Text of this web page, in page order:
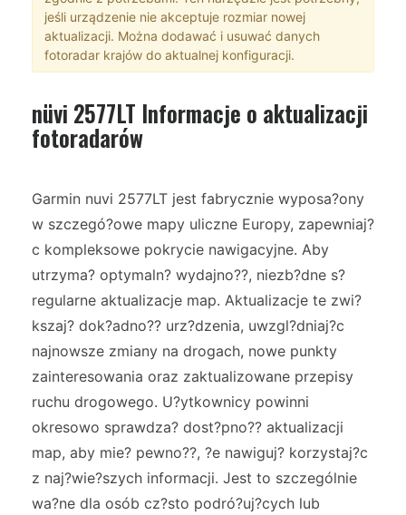
jeśli urządzenie nie akceptuje rozmiar nowej
aktualizacji. Można dodawać i usuwać danych
fotoradar krajów do aktualnej konfiguracji.
nüvi 2577LT Informacje o aktualizacji
fotoradarów
Garmin nuvi 2577LT jest fabrycznie wyposa?ony
w szczegó?owe mapy uliczne Europy, zapewniaj?
c kompleksowe pokrycie nawigacyjne. Aby
utrzyma? optymaln? wydajno??, niezb?dne s?
regularne aktualizacje map. Aktualizacje te zwi?
kszaj? dok?adno?? urz?dzenia, uwzgl?dniaj?c
najnowsze zmiany na drogach, nowe punkty
zainteresowania oraz zaktualizowane przepisy
ruchu drogowego. U?ytkownicy powinni
okresowo sprawdza? dost?pno?? aktualizacji
map, aby mie? pewno??, ?e nawiguj? korzystaj?c
z naj?wie?szych informacji. Jest to szczególnie
wa?ne dla osób cz?sto podró?uj?cych lub